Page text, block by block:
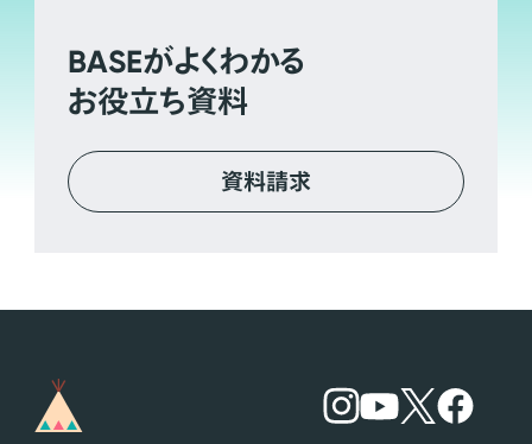
BASEがよくわかる
お役立ち資料
資料請求